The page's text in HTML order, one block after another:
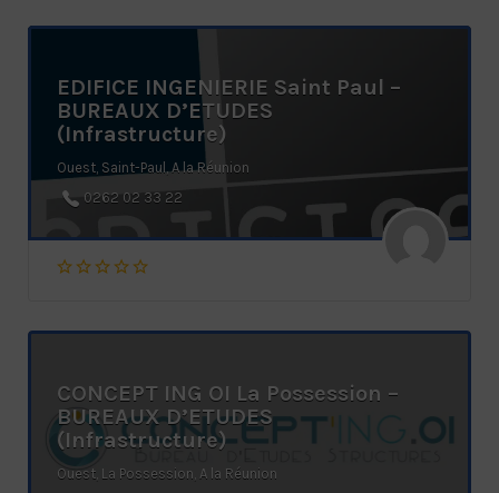
EDIFICE INGENIERIE Saint Paul –
BUREAUX D’ETUDES
(Infrastructure)
Ouest, Saint-Paul, A la Réunion
0262 02 33 22
CONCEPT ING OI La Possession –
BUREAUX D’ETUDES
(Infrastructure)
Ouest, La Possession, A la Réunion